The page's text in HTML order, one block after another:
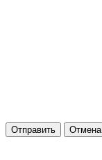
Отправить Отмена